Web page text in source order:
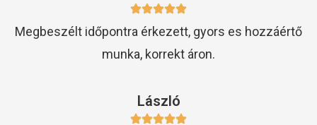
Megbeszélt időpontra érkezett, gyors es hozzáértő
munka, korrekt áron.
László